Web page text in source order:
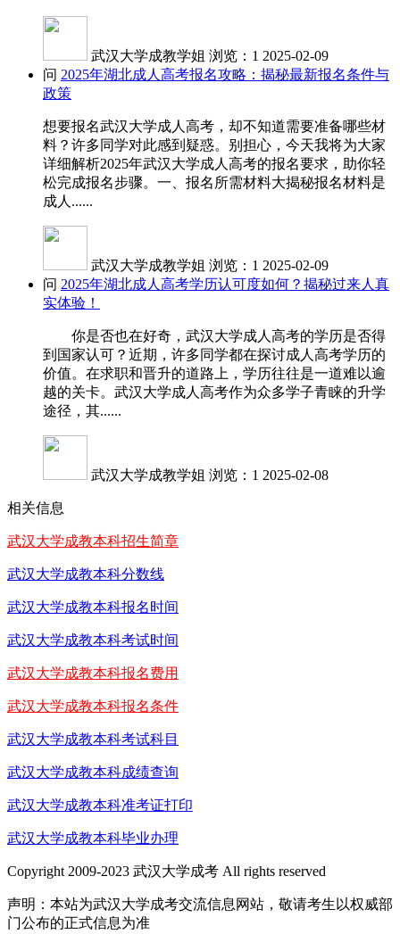
武汉大学成教学姐 浏览：1 2025-02-09
问 2025年湖北成人高考报名攻略：揭秘最新报名条件与
政策
想要报名武汉大学成人高考，却不知道需要准备哪些材
料？许多同学对此感到疑惑。别担心，今天我将为大家
详细解析2025年武汉大学成人高考的报名要求，助你轻
松完成报名步骤。一、报名所需材料大揭秘报名材料是
成人......
武汉大学成教学姐 浏览：1 2025-02-09
问 2025年湖北成人高考学历认可度如何？揭秘过来人真
实体验！
你是否也在好奇，武汉大学成人高考的学历是否得
到国家认可？近期，许多同学都在探讨成人高考学历的
价值。在求职和晋升的道路上，学历往往是一道难以逾
越的关卡。武汉大学成人高考作为众多学子青睐的升学
途径，其......
武汉大学成教学姐 浏览：1 2025-02-08
相关信息
武汉大学成教本科招生简章
武汉大学成教本科分数线
武汉大学成教本科报名时间
武汉大学成教本科考试时间
武汉大学成教本科报名费用
武汉大学成教本科报名条件
武汉大学成教本科考试科目
武汉大学成教本科成绩查询
武汉大学成教本科准考证打印
武汉大学成教本科毕业办理
Copyright 2009-2023 武汉大学成考 All rights reserved
声明：本站为武汉大学成考交流信息网站，敬请考生以权威部
门公布的正式信息为准